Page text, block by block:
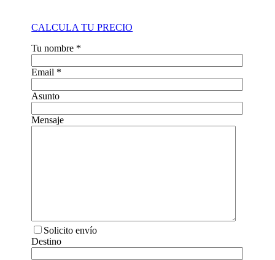
CALCULA TU PRECIO
Tu nombre *
Email *
Asunto
Mensaje
Solicito envío
Destino